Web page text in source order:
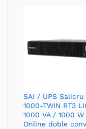
SAI / UPS Salicru
1000-TWIN RT3
1000 VA / 1000
Online doble